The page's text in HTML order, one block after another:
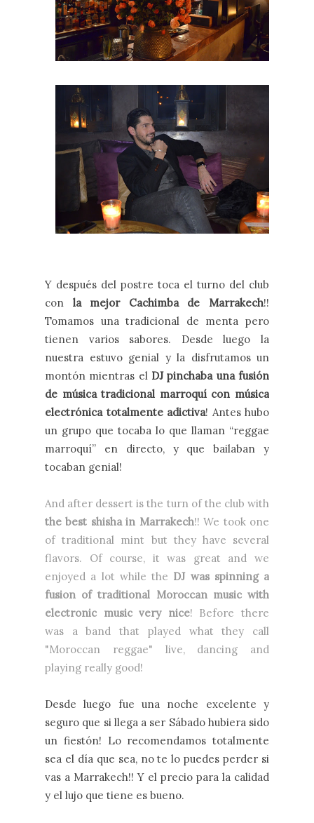
Y después del postre toca el turno del club
con la mejor Cachimba de Marrakech!!
Tomamos una tradicional de menta pero
tienen varios sabores. Desde luego la
nuestra estuvo genial y la disfrutamos un
montón mientras el DJ pinchaba una fusión
de música tradicional marroquí con música
electrónica totalmente adictiva! Antes hubo
un grupo que tocaba lo que llaman “reggae
marroquí” en directo, y que bailaban y
tocaban genial!
And after dessert is the turn of the club with
the best shisha in Marrakech!! We took one
of traditional mint but they have several
flavors. Of course, it was great and we
enjoyed a lot while the DJ was spinning a
fusion of traditional Moroccan music with
electronic music very nice! Before there
was a band that played what they call
"Moroccan reggae" live, dancing and
playing really good!
Desde luego fue una noche excelente y
seguro que si llega a ser Sábado hubiera sido
un fiestón! Lo recomendamos totalmente
sea el día que sea, no te lo puedes perder si
vas a Marrakech!! Y el precio para la calidad
y el lujo que tiene es bueno.